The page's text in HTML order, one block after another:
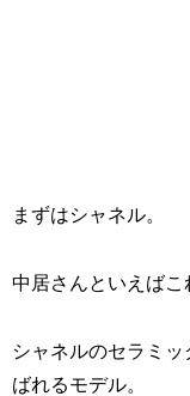
まずはシャネル。
中居さんといえばこ
シャネルのセラミッ
ばれるモデル。